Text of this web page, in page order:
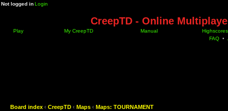
Not logged inLogin
CreepTD - Online
Play My CreepTD Manual
Highscores
FAQ •
Board index ‹ CreepTD ‹ Maps ‹ Maps: TOURNAMENT